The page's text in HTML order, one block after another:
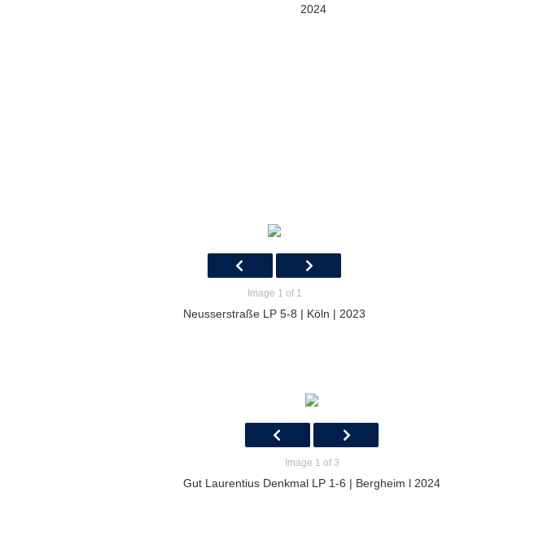
2024
Image 1 of 1
Neusserstraße LP 5-8 | Köln | 2023
Image 1 of 3
Gut Laurentius Denkmal LP 1-6 | Bergheim l 2024